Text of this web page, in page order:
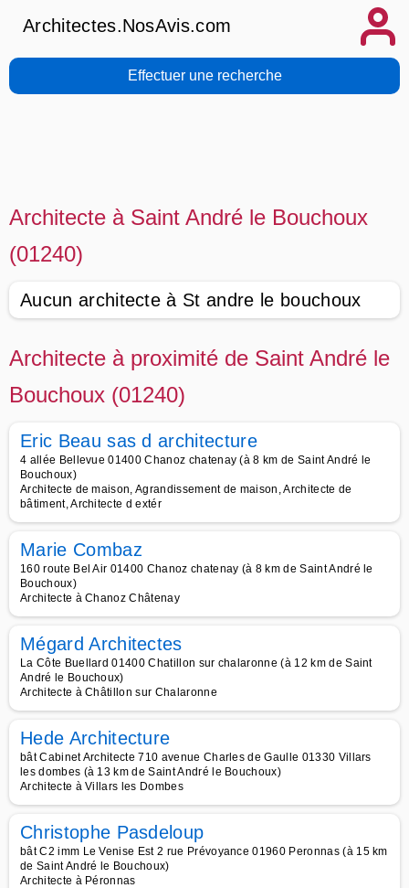
Architectes.NosAvis.com
Effectuer une recherche
Architecte à Saint André le Bouchoux
(01240)
Aucun architecte à St andre le bouchoux
Architecte à proximité de Saint André le
Bouchoux (01240)
Eric Beau sas d architecture
4 allée Bellevue 01400 Chanoz chatenay (à 8 km de Saint André le
Bouchoux)
Architecte de maison, Agrandissement de maison, Architecte de
bâtiment, Architecte d extér
Marie Combaz
160 route Bel Air 01400 Chanoz chatenay (à 8 km de Saint André le
Bouchoux)
Architecte à Chanoz Châtenay
Mégard Architectes
La Côte Buellard 01400 Chatillon sur chalaronne (à 12 km de Saint
André le Bouchoux)
Architecte à Châtillon sur Chalaronne
Hede Architecture
bât Cabinet Architecte 710 avenue Charles de Gaulle 01330 Villars
les dombes (à 13 km de Saint André le Bouchoux)
Architecte à Villars les Dombes
Christophe Pasdeloup
bât C2 imm Le Venise Est 2 rue Prévoyance 01960 Peronnas (à 15 km
de Saint André le Bouchoux)
Architecte à Péronnas